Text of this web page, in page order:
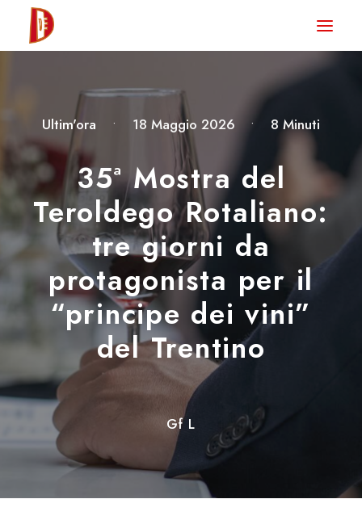
HOME
NEWS
DEGUSTA TV
LA RIVISTA
CONTATTI
CLUB DEGUSTA
STORE
RICERCA
Ultim'ora • 18 Maggio 2026 • 8 Minuti
35ª Mostra del
Teroldego Rotaliano:
tre giorni da
protagonista per il
“principe dei vini”
del Trentino
Gf L